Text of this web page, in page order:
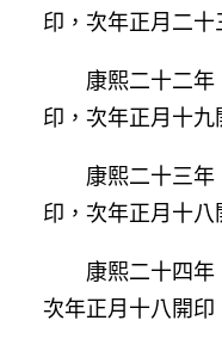
印，次年正月二十
康熙二十二年
印，次年正月十九
康熙二十三年
印，次年正月十八
康熙二十四年
次年正月十八開